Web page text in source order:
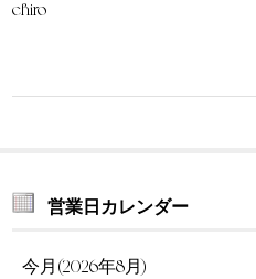
chiro
営業日カレンダー
今月(2026年8月)